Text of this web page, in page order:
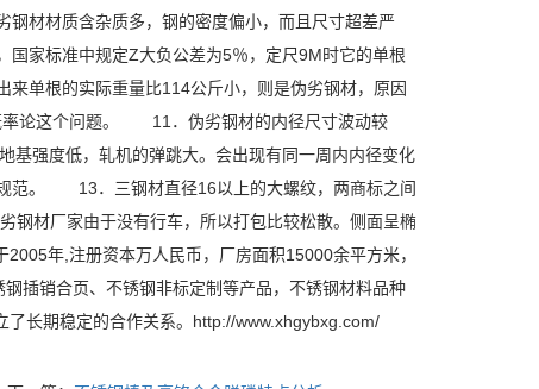
材材质含杂质多，钢的密度偏小，而且尺寸超差严
家标准中规定Z大负公差为5％，定尺9M时它的单根
单根的实际重量比114公斤小，则是伪劣钢材，原因
率论这个问题。 11．伪劣钢材的内径尺寸波动较
基强度低，轧机的弹跳大。会出现有同一周内内径变化
范。 13．三钢材直径16以上的大螺纹，两商标之间
厂家由于没有行车，所以打包比较松散。侧面呈椭
年,注册资本万人民币，厂房面积15000余平方米，
钢插销合页、不锈钢非标定制等产品，不锈钢材料品种
长期稳定的合作关系。http://www.xhgybxg.com/